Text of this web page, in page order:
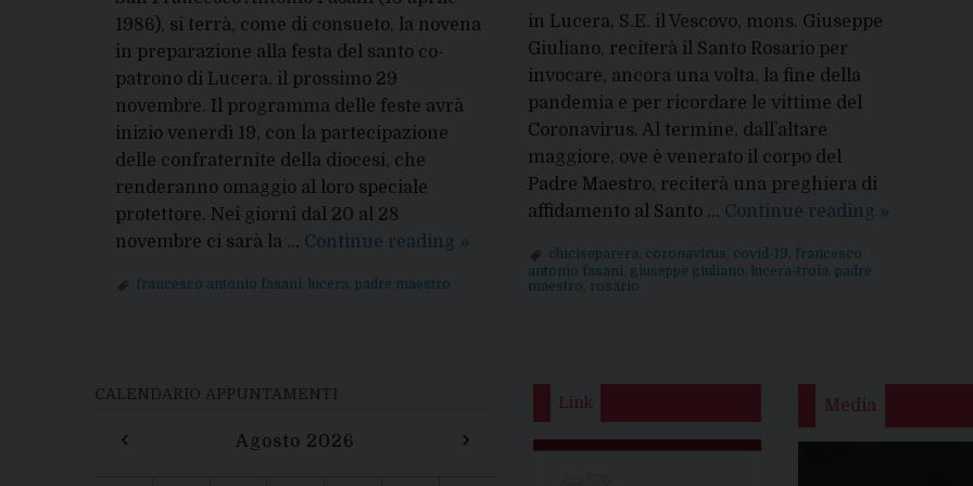
1986), si terrà, come di consueto, la novena
in preparazione alla festa del santo co-
patrono di Lucera, il prossimo 29
novembre. Il programma delle feste avrà
inizio venerdì 19, con la partecipazione
delle confraternite della diocesi, che
renderanno omaggio al loro speciale
protettore. Nei giorni dal 20 al 28
novembre ci sarà la … Continue reading Festa
»
francesco antonio fasani lucera padre maestro
in Lucera, S.E. il Vescovo, mons. Giuseppe
Giuliano, reciterà il Santo Rosario per
invocare, ancora una volta, la fine della
pandemia e per ricordare le vittime del
Coronavirus. Al termine, dall’altare
maggiore, ove è venerato il corpo del
Padre Maestro, reciterà una preghiera di
affidamento al Santo … Continue reading »
chiciseparera, coronavirus covid-19 francesco
antonio fasani, giuseppe giuliano lucera-troia, padre
maestro rosario
o
CALENDARIO APPUNTAMENTI
‹ Agosto 2026 ›
Link Media